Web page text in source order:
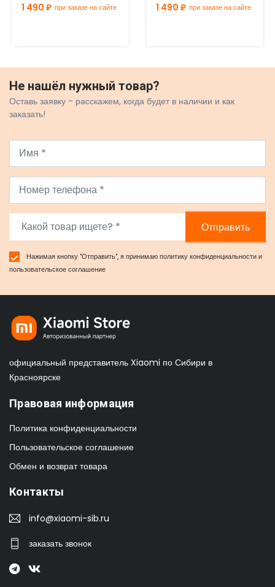
1 490 ₽ при заказе на сайте 1 490 ₽ при заказе на сайте
Не нашёл нужный товар?
Оставь заявку - расскажем, когда будет в наличии и как
заказать!
Отправить
Нажимая кнопку "Отправить", я принимаюполитику конфиденциальностии
пользовательское соглашение
официальный представитель Xiaomi по Сибири в
Красноярске
Правовая информация
Политика конфиденциальности
Пользовательское соглашение
Обмен и возврат товара
Контакты
info@xiaomi-sib.ru
заказать звонок